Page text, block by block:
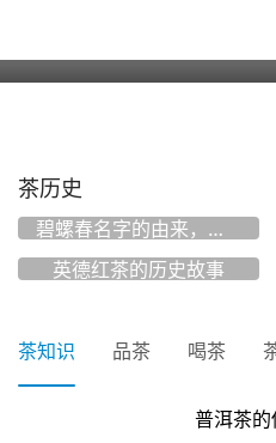
茶历史
碧螺春名字的由来，一个有关康熙和碧螺春的故事
英德红茶的历史故事
茶知识 品茶 喝茶
普洱茶